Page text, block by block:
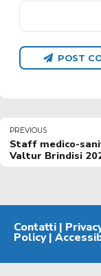
POST
PREVIOUS
Staff medico-
Valtur Brindisi
Contatti |
Policy|